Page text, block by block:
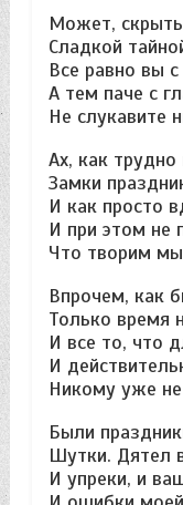
Может,
Сладкой
Все равно вы
А тем паче с
Не слукавите
Ах, как
Замки
И как просто
И при этом не
Что творим
Впрочем, как
Только время
И все то, что
И
Никому уже
Были
Шутки. Дятел
И упреки, и